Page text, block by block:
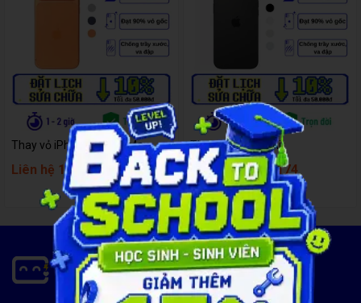
Thay vỏ iPhone 17 Pro Max
Liên hệ 1900 8174
Thay vỏ iPhone Air
Liên hệ 1900 8174